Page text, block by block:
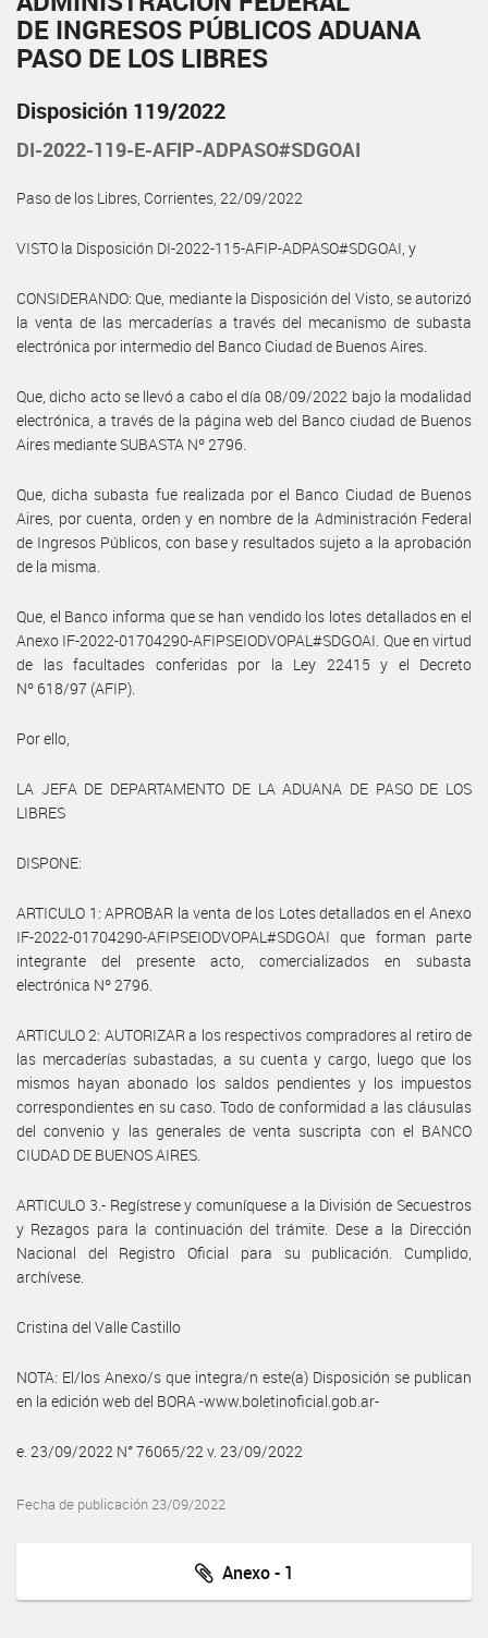
DE INGRESOS PÚBLICOS ADUANA
PASO DE LOS LIBRES
Disposición 119/2022
DI-2022-119-E-AFIP-ADPASO#SDGOAI
Paso de los Libres, Corrientes, 22/09/2022
VISTO la Disposición DI-2022-115-AFIP-ADPASO#SDGOAI, y
CONSIDERANDO: Que, mediante la Disposición del Visto, se autorizó
la venta de las mercaderías a través del mecanismo de subasta
electrónica por intermedio del Banco Ciudad de Buenos Aires.
Que, dicho acto se llevó a cabo el día 08/09/2022 bajo la modalidad
electrónica, a través de la página web del Banco ciudad de Buenos
Aires mediante SUBASTA Nº 2796.
Que, dicha subasta fue realizada por el Banco Ciudad de Buenos
Aires, por cuenta, orden y en nombre de la Administración Federal
de Ingresos Públicos, con base y resultados sujeto a la aprobación
de la misma.
Que, el Banco informa que se han vendido los lotes detallados en el
Anexo IF-2022-01704290-AFIPSEIODVOPAL#SDGOAI. Que en virtud
de las facultades conferidas por la Ley 22415 y el Decreto
Nº 618/97 (AFIP).
Por ello,
LA JEFA DE DEPARTAMENTO DE LA ADUANA DE PASO DE LOS
LIBRES
DISPONE:
ARTICULO 1: APROBAR la venta de los Lotes detallados en el Anexo
IF-2022-01704290-AFIPSEIODVOPAL#SDGOAI que forman parte
integrante del presente acto, comercializados en subasta
electrónica Nº 2796.
ARTICULO 2: AUTORIZAR a los respectivos compradores al retiro de
las mercaderías subastadas, a su cuenta y cargo, luego que los
mismos hayan abonado los saldos pendientes y los impuestos
correspondientes en su caso. Todo de conformidad a las cláusulas
del convenio y las generales de venta suscripta con el BANCO
CIUDAD DE BUENOS AIRES.
ARTICULO 3.- Regístrese y comuníquese a la División de Secuestros
y Rezagos para la continuación del trámite. Dese a la Dirección
Nacional del Registro Oficial para su publicación. Cumplido,
archívese.
Cristina del Valle Castillo
NOTA: El/los Anexo/s que integra/n este(a) Disposición se publican
en la edición web del BORA -www.boletinoficial.gob.ar-
e. 23/09/2022 N° 76065/22 v. 23/09/2022
Fecha de publicación 23/09/2022
Anexo - 1